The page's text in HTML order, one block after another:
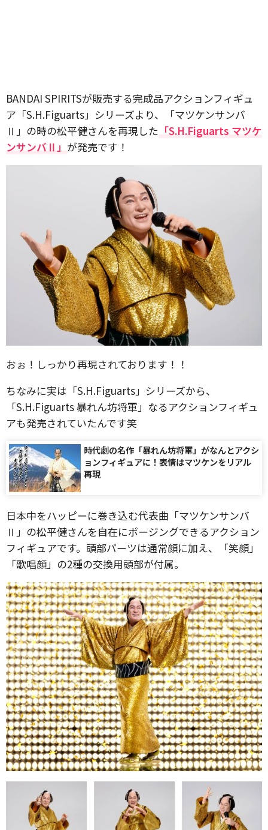
BANDAI SPIRITSが販売する完成品アクションフィギュ
ア「S.H.Figuarts」シリーズより、「マツケンサンバ
Ⅱ」の時の松平健さんを再現した 「S.H.Figuarts マツケ
ンサンバⅡ」 が発売です！
おぉ！しっかり再現されております！！
ちなみに実は「S.H.Figuarts」シリーズから、
「S.H.Figuarts 暴れん坊将軍」なるアクションフィギュ
アも発売されていたんです笑
時代劇の名作「暴れん坊将軍」がなんとアクシ
ョンフィギュアに！表情はマツケンをリアル
再現
日本中をハッピーに巻き込む代表曲「マツケンサンバ
Ⅱ」の松平健さんを自在にポージングできるアクション
フィギュアです。頭部パーツは通常顔に加え、「笑顔」
「歌唱顔」の2種の交換用頭部が付属。